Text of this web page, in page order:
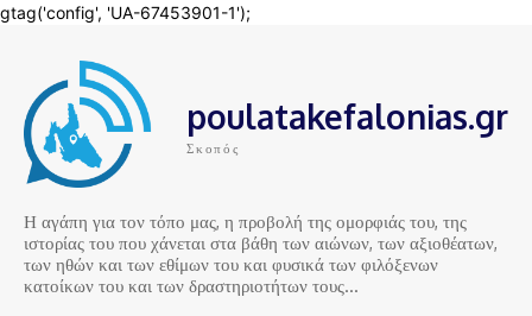
poulatakefalonias.gr
Σκοπός
Η αγάπη για τον τόπο μας, η προβολή της ομορφιάς του, της
ιστορίας του που χάνεται στα βάθη των αιώνων, των αξιοθέατων,
των ηθών και των εθίμων του και φυσικά των φιλόξενων
κατοίκων του και των δραστηριοτήτων τους…